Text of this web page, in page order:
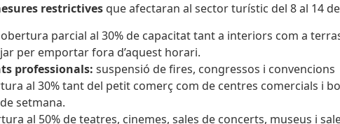
restrictives que afectaran al sector turístic del 8 al 14
obertura parcial al 30% de capacitat tant a interiors com a
per emportar fora d’aquest horari.
professionals: suspensió de fires, congressos i convencions
al 30% tant del petit comerç com de centres comercials i
setmana.
al 50% de teatres, cinemes, sales de concerts, museus i